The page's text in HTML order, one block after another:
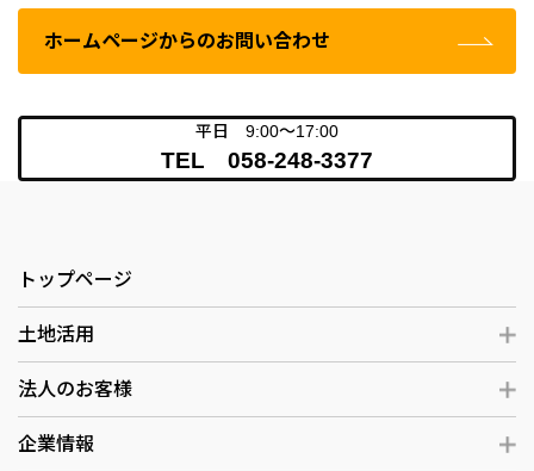
ホームページからのお問い合わせ
平日 9:00～17:00
TEL 058-248-3377
トップページ
土地活用
法人のお客様
企業情報